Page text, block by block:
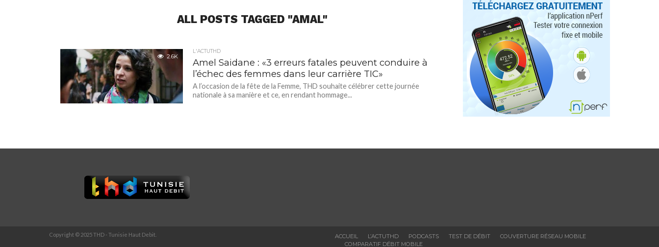
ALL POSTS TAGGED "AMAL"
2.6K
L'ACTUTHD
Amel Saidane : «3 erreurs fatales peuvent conduire à
l’échec des femmes dans leur carrière TIC»
A l’occasion de la fête de la Femme, THD souhaite célébrer cette journée
nationale à sa manière et ce, en rendant hommage...
ACCUEIL L’ACTUTHD PODCASTS TEST DE DÉBIT
COUVERTURE RÉSEAU MOBILE
COMPARATIF DÉBIT MOBILE
Copyright © 2025 THD - Tunisie Haut Debit.